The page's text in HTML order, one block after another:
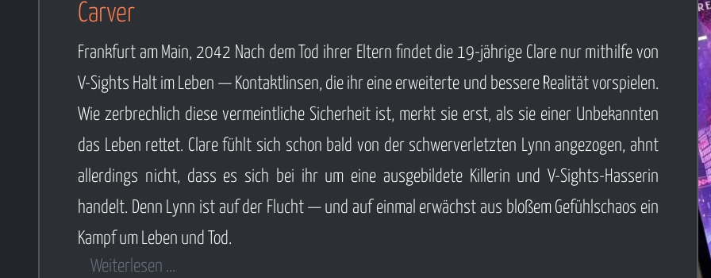
Carver
Frankfurt am Main, 2042 Nach dem Tod ihrer Eltern findet die 19-jährige Clare nur mithilfe von
V-Sights Halt im Leben — Kontaktlinsen, die ihr eine erweiterte und bessere Realität vorspielen.
Wie zerbrechlich diese vermeintliche Sicherheit ist, merkt sie erst, als sie einer Unbekannten
das Leben rettet. Clare fühlt sich schon bald von der schwerverletzten Lynn angezogen, ahnt
allerdings nicht, dass es sich bei ihr um eine ausgebildete Killerin und V-Sights-Hasserin
handelt. Denn Lynn ist auf der Flucht — und auf einmal erwächst aus bloßem Gefühlschaos ein
Kampf um Leben und Tod.
Weiterlesen ...